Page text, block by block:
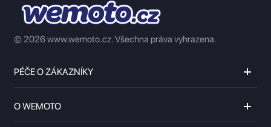
© 2026 www.wemoto.cz.Všechna práva vyhrazena.
PÉČE O ZÁKAZNÍKY
O WEMOTO